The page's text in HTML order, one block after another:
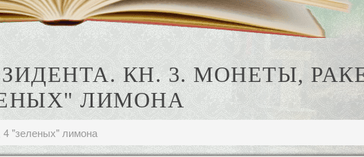
КН. 3. МОНЕТЫ,
ЛИМОНА
"зеленых" лимона